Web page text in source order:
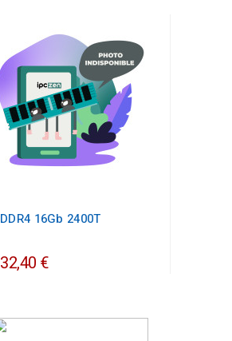
DDR4 16Gb 2400T
32,40 €